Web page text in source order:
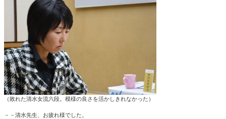
（敗れた清水女流六段。模様の良さを活かしきれなかった）
－－清水先生、お疲れ様でした。